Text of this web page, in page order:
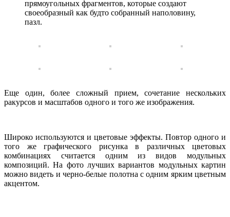
прямоугольных фрагментов, которые создают
своеобразный как будто собранный наполовину,
пазл.
Еще один, более сложный прием, сочетание нескольких
ракурсов и масштабов одного и того же изображения.
Широко используются и цветовые эффекты. Повтор одного и
того же графического рисунка в различных цветовых
комбинациях считается одним из видов модульных
композиций. На фото лучших вариантов модульных картин
можно видеть и черно-белые полотна с одним ярким цветным
акцентом.